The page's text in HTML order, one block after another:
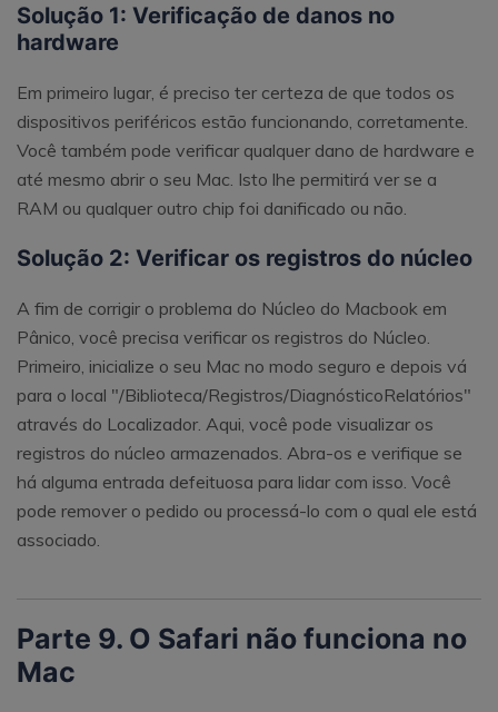
Solução 1: Verificação de danos no
hardware
Em primeiro lugar, é preciso ter certeza de que todos os
dispositivos periféricos estão funcionando, corretamente.
Você também pode verificar qualquer dano de hardware e
até mesmo abrir o seu Mac. Isto lhe permitirá ver se a
RAM ou qualquer outro chip foi danificado ou não.
Solução 2: Verificar os registros do núcleo
A fim de corrigir o problema do Núcleo do Macbook em
Pânico, você precisa verificar os registros do Núcleo.
Primeiro, inicialize o seu Mac no modo seguro e depois vá
para o local "/Biblioteca/Registros/DiagnósticoRelatórios"
através do Localizador. Aqui, você pode visualizar os
registros do núcleo armazenados. Abra-os e verifique se
há alguma entrada defeituosa para lidar com isso. Você
pode remover o pedido ou processá-lo com o qual ele está
associado.
Parte 9. O Safari não funciona no
Mac